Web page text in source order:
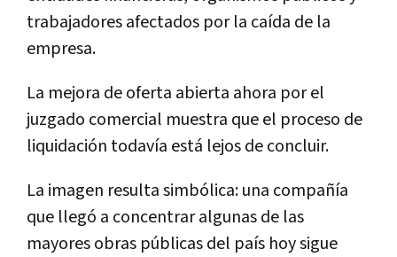
trabajadores afectados por la caída de la
empresa.
La mejora de oferta abierta ahora por el
juzgado comercial muestra que el proceso de
liquidación todavía está lejos de concluir.
La imagen resulta simbólica: una compañía
que llegó a concentrar algunas de las
mayores obras públicas del país hoy sigue